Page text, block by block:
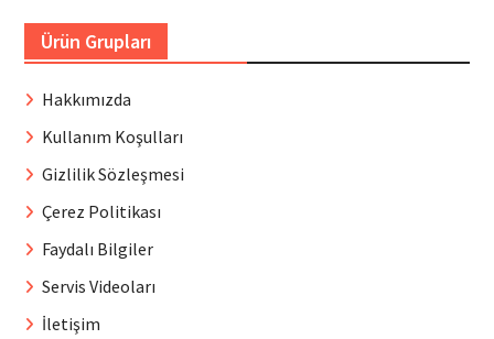
Ürün Grupları
Hakkımızda
Kullanım Koşulları
Gizlilik Sözleşmesi
Çerez Politikası
Faydalı Bilgiler
Servis Videoları
İletişim